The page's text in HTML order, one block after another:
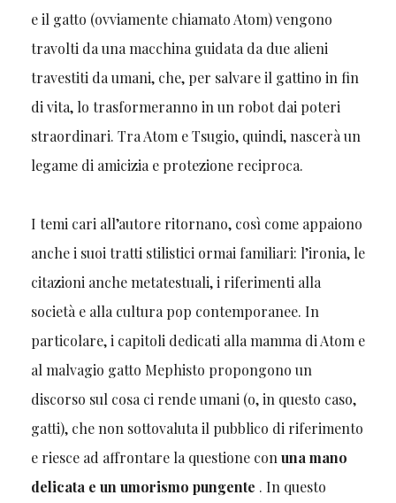
e il gatto (ovviamente chiamato Atom) vengono
travolti da una macchina guidata da due alieni
travestiti da umani, che, per salvare il gattino in fin
di vita, lo trasformeranno in un robot dai poteri
straordinari. Tra Atom e Tsugio, quindi, nascerà un
legame di amicizia e protezione reciproca.
I temi cari all’autore ritornano, così come appaiono
anche i suoi tratti stilistici ormai familiari: l’ironia, le
citazioni anche metatestuali, i riferimenti alla
società e alla cultura pop contemporanee. In
particolare, i capitoli dedicati alla mamma di Atom e
al malvagio gatto Mephisto propongono un
discorso sul cosa ci rende umani (o, in questo caso,
gatti), che non sottovaluta il pubblico di riferimento
e riesce ad affrontare la questione con una mano
delicata e un umorismo pungente . In questo